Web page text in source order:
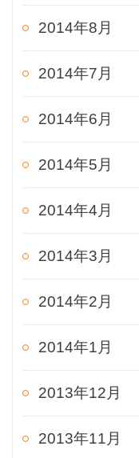
2014年8月
2014年7月
2014年6月
2014年5月
2014年4月
2014年3月
2014年2月
2014年1月
2013年12月
2013年11月